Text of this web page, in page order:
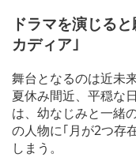
ドラマを演じる
カディア｣
舞台となるのは近未
夏休み間近、平穏な
は、幼なじみと一緒
の人物に｢月が2つ存
しまう。